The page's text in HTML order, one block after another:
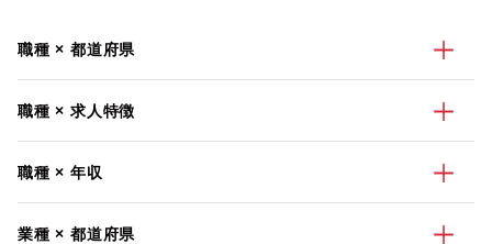
職種 × 都道府県
職種 × 求人特徴
職種 × 年収
業種 × 都道府県